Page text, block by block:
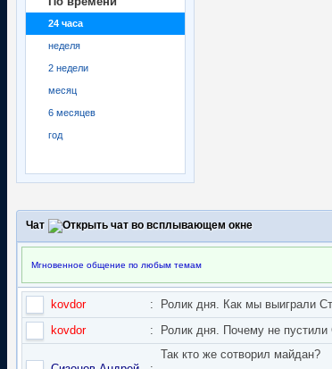
24 часа
неделя
2 недели
месяц
6 месяцев
год
Чат
Мгновенное общение по любым темам
kovdor :
Ролик дня. Как мы выиграли
kovdor
: Ролик дня. Почему не
Так кто же сотворил майдан?